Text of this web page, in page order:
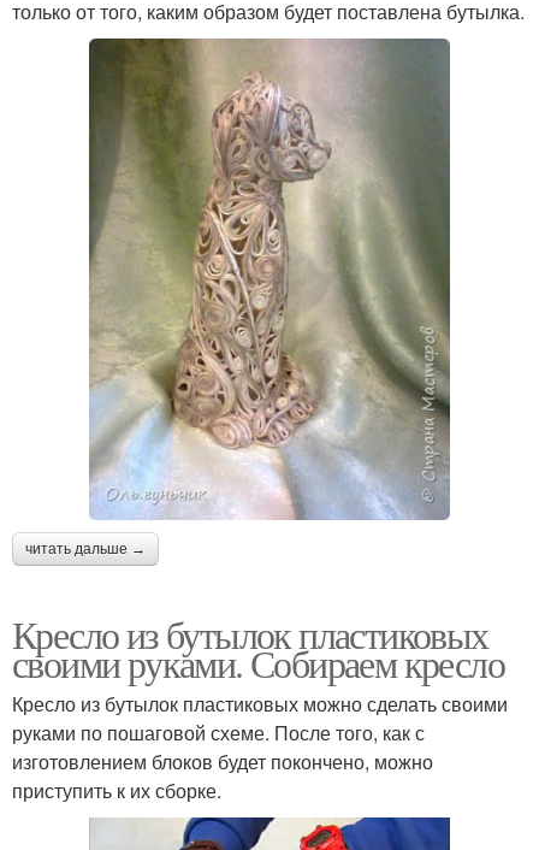
только от того, каким образом будет поставлена бутылка.
читать дальше →
Кресло из бутылок пластиковых
своими руками. Собираем кресло
Кресло из бутылок пластиковых можно сделать своими
руками по пошаговой схеме. После того, как с
изготовлением блоков будет покончено, можно
приступить к их сборке.